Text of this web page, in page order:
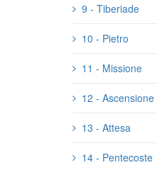
9 - Tiberiade
10 - Pietro
11 - Missione
12 - Ascensione
13 - Attesa
14 - Pentecoste